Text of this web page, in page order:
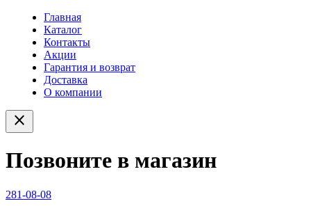
Главная
Каталог
Контакты
Акции
Гарантия и возврат
Доставка
О компании
close
Позвоните в магазин
281-08-08